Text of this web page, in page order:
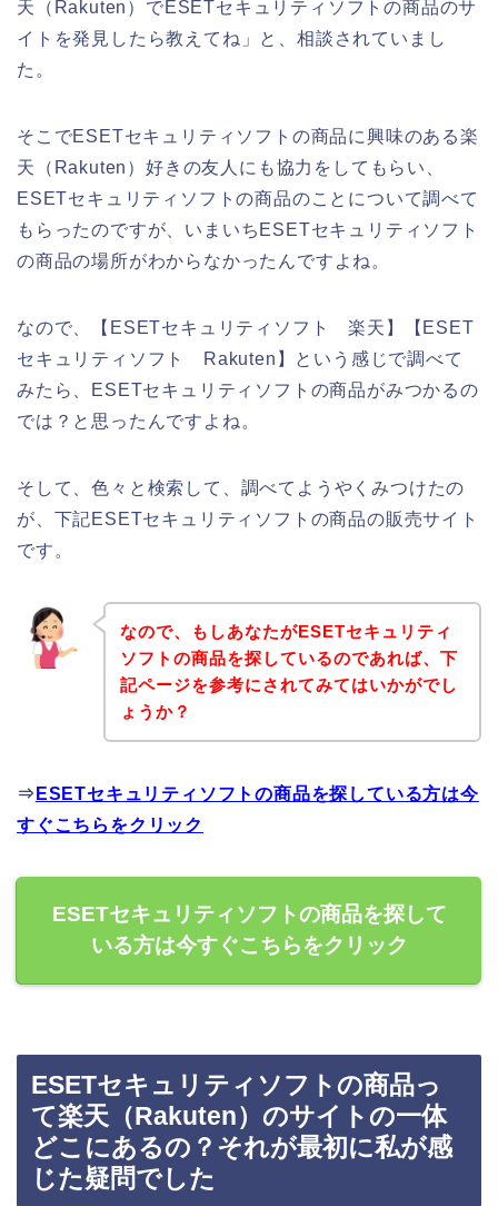
天（Rakuten）でESETセキュリティソフトの商品のサ
イトを発見したら教えてね」と、相談されていまし
た。
そこでESETセキュリティソフトの商品に興味のある楽
天（Rakuten）好きの友人にも協力をしてもらい、
ESETセキュリティソフトの商品のことについて調べて
もらったのですが、いまいちESETセキュリティソフト
の商品の場所がわからなかったんですよね。
なので、【ESETセキュリティソフト 楽天】【ESET
セキュリティソフト Rakuten】という感じで調べて
みたら、ESETセキュリティソフトの商品がみつかるの
では？と思ったんですよね。
そして、色々と検索して、調べてようやくみつけたの
が、下記ESETセキュリティソフトの商品の販売サイト
です。
なので、もしあなたがESETセキュリティ
ソフトの商品を探しているのであれば、下
記ページを参考にされてみてはいかがでし
ょうか？
⇒ ESETセキュリティソフトの商品を探している方は今
すぐこちらをクリック
ESETセキュリティソフトの商品を探して
いる方は今すぐこちらをクリック
ESETセキュリティソフトの商品っ
て楽天（Rakuten）のサイトの一体
どこにあるの？それが最初に私が感
じた疑問でした